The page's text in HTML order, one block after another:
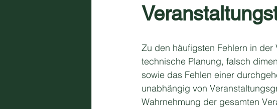
Zu den häufigsten Fehlern in
technische Planung, falsch
sowie das Fehlen einer
unabhängig von
Wahrnehmung der gesamten